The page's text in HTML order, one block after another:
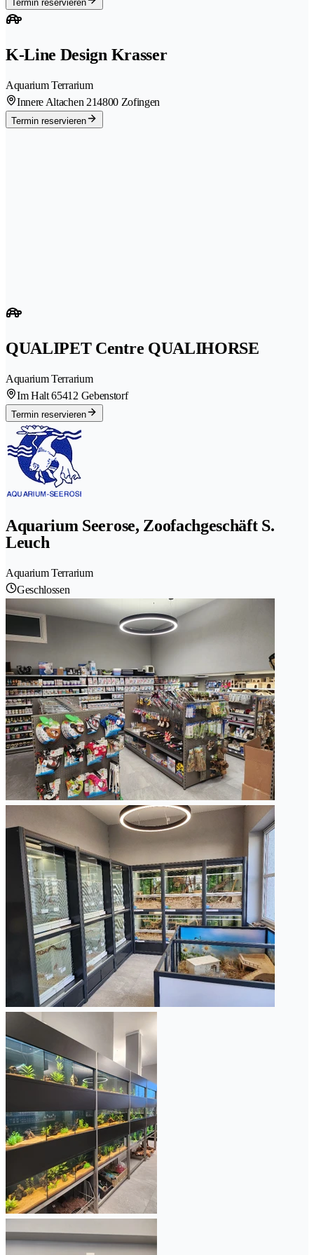
Termin reservieren
K-Line Design Krasser
Aquarium Terrarium
Innere Altachen 214800 Zofingen
Termin reservieren
QUALIPET Centre QUALIHORSE
Aquarium Terrarium
Im Halt 65412 Gebenstorf
Termin reservieren
Aquarium Seerose, Zoofachgeschäft S.
Leuch
Aquarium Terrarium
Geschlossen